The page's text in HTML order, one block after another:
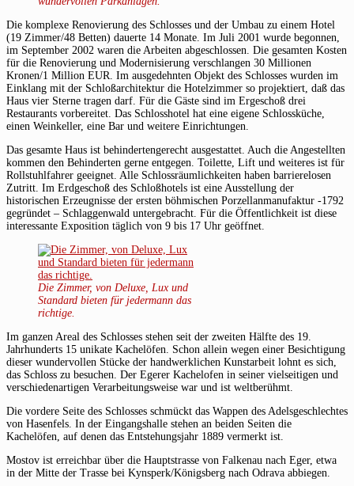
Die komplexe Renovierung des Schlosses und der Umbau zu einem Hotel
(19 Zimmer/48 Betten) dauerte 14 Monate. Im Juli 2001 wurde begonnen,
im September 2002 waren die Arbeiten abgeschlossen. Die gesamten Kosten
für die Renovierung und Modernisierung verschlangen 30 Millionen
Kronen/1 Million EUR. Im ausgedehnten Objekt des Schlosses wurden im
Einklang mit der Schloßarchitektur die Hotelzimmer so projektiert, daß das
Haus vier Sterne tragen darf. Für die Gäste sind im Ergeschoß drei
Restaurants vorbereitet. Das Schlosshotel hat eine eigene Schlossküche,
einen Weinkeller, eine Bar und weitere Einrichtungen.
Das gesamte Haus ist behindertengerecht ausgestattet. Auch die Angestellten
kommen den Behinderten gerne entgegen. Toilette, Lift und weiteres ist für
Rollstuhlfahrer geeignet. Alle Schlossräumlichkeiten haben barrierelosen
Zutritt. Im Erdgeschoß des Schloßhotels ist eine Ausstellung der
historischen Erzeugnisse der ersten böhmischen Porzellanmanufaktur -1792
gegründet – Schlaggenwald untergebracht. Für die Öffentlichkeit ist diese
interessante Exposition täglich von 9 bis 17 Uhr geöffnet.
Die Zimmer, von Deluxe, Lux und
Standard bieten für jedermann das
richtige.
Im ganzen Areal des Schlosses stehen seit der zweiten Hälfte des 19.
Jahrhunderts 15 unikate Kachelöfen. Schon allein wegen einer Besichtigung
dieser wundervollen Stücke der handwerklichen Kunstarbeit lohnt es sich,
das Schloss zu besuchen. Der Egerer Kachelofen in seiner vielseitigen und
verschiedenartigen Verarbeitungsweise war und ist weltberühmt.
Die vordere Seite des Schlosses schmückt das Wappen des Adelsgeschlechtes
von Hasenfels. In der Eingangshalle stehen an beiden Seiten die
Kachelöfen, auf denen das Entstehungsjahr 1889 vermerkt ist.
Mostov ist erreichbar über die Hauptstrasse von Falkenau nach Eger, etwa
in der Mitte der Trasse bei Kynsperk/Königsberg nach Odrava abbiegen.